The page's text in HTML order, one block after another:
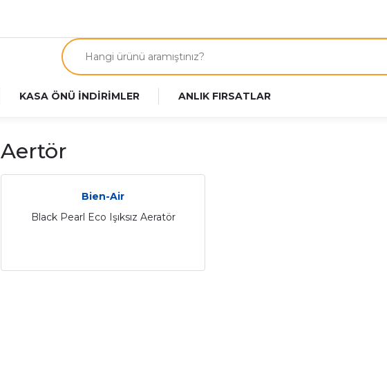
KASA ÖNÜ İNDİRİMLER ANLIK FIRSATLAR
Aertör
Bien-Air
Black Pearl Eco Işıksız Aeratör